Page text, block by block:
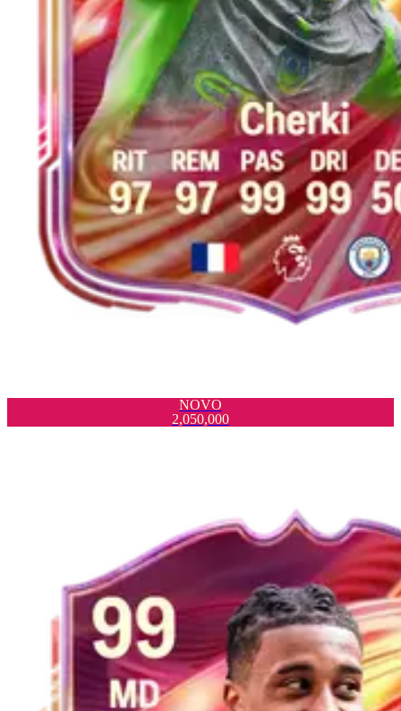
NOVO
2,050,000